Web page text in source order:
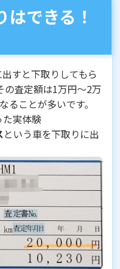
できる！
すと下取りしてもら
の査定額は1万円～2万
ることが多いです。
た実体験
という車を下取りに出